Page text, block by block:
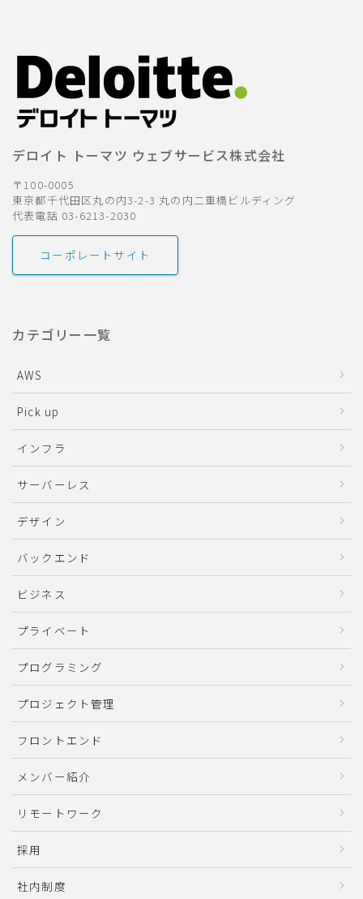
デロイト トーマツ ウェブサービス株式会社
〒100-0005
東京都千代田区丸の内3-2-3 丸の内二重橋ビルディング
代表電話 03-6213-2030
コーポレートサイト
カテゴリー一覧
AWS
Pick up
インフラ
サーバーレス
デザイン
バックエンド
ビジネス
プライベート
プログラミング
プロジェクト管理
フロントエンド
メンバー紹介
リモートワーク
採用
社内制度